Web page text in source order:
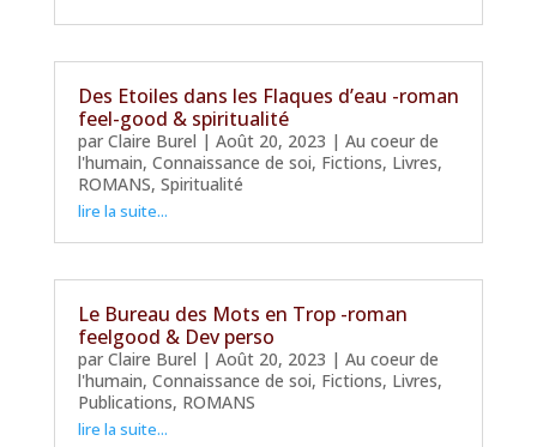
Des Etoiles dans les Flaques d’eau -roman
feel-good & spiritualité
par Claire Burel | Août 20, 2023 | Au coeur de
l'humain, Connaissance de soi, Fictions, Livres,
ROMANS, Spiritualité
lire la suite...
Le Bureau des Mots en Trop -roman
feelgood & Dev perso
par Claire Burel | Août 20, 2023 | Au coeur de
l'humain, Connaissance de soi, Fictions, Livres,
Publications, ROMANS
lire la suite...